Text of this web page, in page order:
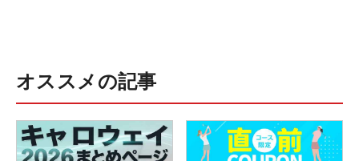
オススメの記事